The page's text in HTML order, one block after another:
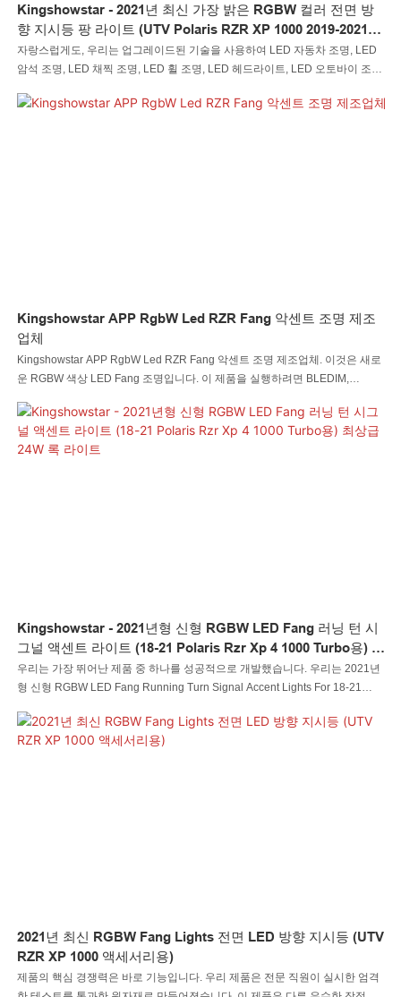
Kingshowstar - 2021년 최신 가장 밝은 RGBW 컬러 전면 방
향 지시등 팡 라이트 (UTV Polaris RZR XP 1000 2019-2021
ATV 팡 라이트용)
자랑스럽게도, 우리는 업그레이드된 기술을 사용하여 LED 자동차 조명, LED
암석 조명, LED 채찍 조명, LED 휠 조명, LED 헤드라이트, LED 오토바이 조명,
시스템 분야에서는 널리 사용되고 높은 평가를 받고 있습니다.
Kingshowstar APP RgbW Led RZR Fang 악센트 조명 제조
업체
Kingshowstar APP RgbW Led RZR Fang 악센트 조명 제조업체. 이것은 새로
운 RGBW 색상 LED Fang 조명입니다. 이 제품을 실행하려면 BLEDIM,
스타일도 사용할 수 있습니다.
Kingshowstar - 2021년형 신형 RGBW LED Fang 러닝 턴 시
그널 액센트 라이트 (18-21 Polaris Rzr Xp 4 1000 Turbo용) 최
상급 24W 록 라이트
우리는 가장 뛰어난 제품 중 하나를 성공적으로 개발했습니다. 우리는 2021년
형 신형 RGBW LED Fang Running Turn Signal Accent Lights For 18-21
낼 수 있음을 증명하는 많은 실제 실험을 수행했습니다.
2021년 최신 RGBW Fang Lights 전면 LED 방향 지시등 (UTV
RZR XP 1000 액세서리용)
제품의 핵심 경쟁력은 바로 기능입니다. 우리 제품은 전문 직원이 실시한 엄격